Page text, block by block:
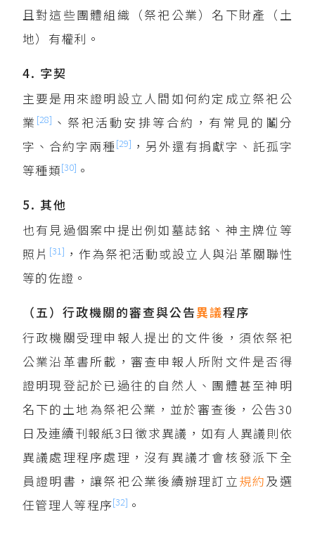
且對這些團體組織（祭祀公業）名下財產（土
地）有權利。
4. 字契
主要是用來證明設立人間如何約定成立祭祀公
業 [28] 、祭祀活動安排等合約，有常見的鬮分
字、合約字兩種 [29] ，另外還有捐獻字、託孤字
等種類[30] 。
5. 其他
也有見過個案中提出例如墓誌銘、神主牌位等
照片 [31] ，作為祭祀活動或設立人與沿革關聯性
等的佐證。
（五）行政機關的審查與公告異議程序
行政機關受理申報人提出的文件後，須依祭祀
公業沿革書所載，審查申報人所附文件是否得
證明現登記於已過往的自然人、團體甚至神明
名下的土地為祭祀公業，並於審查後，公告30
日及連續刊報紙3日徵求異議，如有人異議則依
異議處理程序處理，沒有異議才會核發派下全
員證明書，讓祭祀公業後續辦理訂立規約及選
任管理人等程序[32] 。